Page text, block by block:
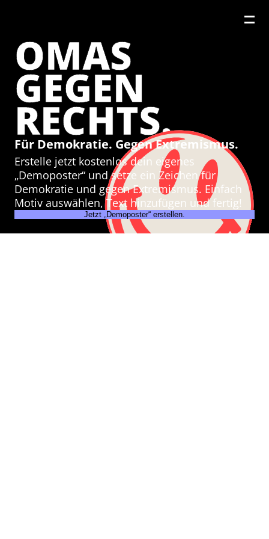
OMAS
GEGEN
RECHTS.
Für Demokratie. Gegen Extremismus.
Erstelle jetzt kostenlos dein eigenes
„Demoposter“ und setze ein Zeichen für
Demokratie und gegen Extremismus. Einfach
Motiv auswählen, Text hinzufügen und fertig!
Jetzt „Demoposter“ erstellen.